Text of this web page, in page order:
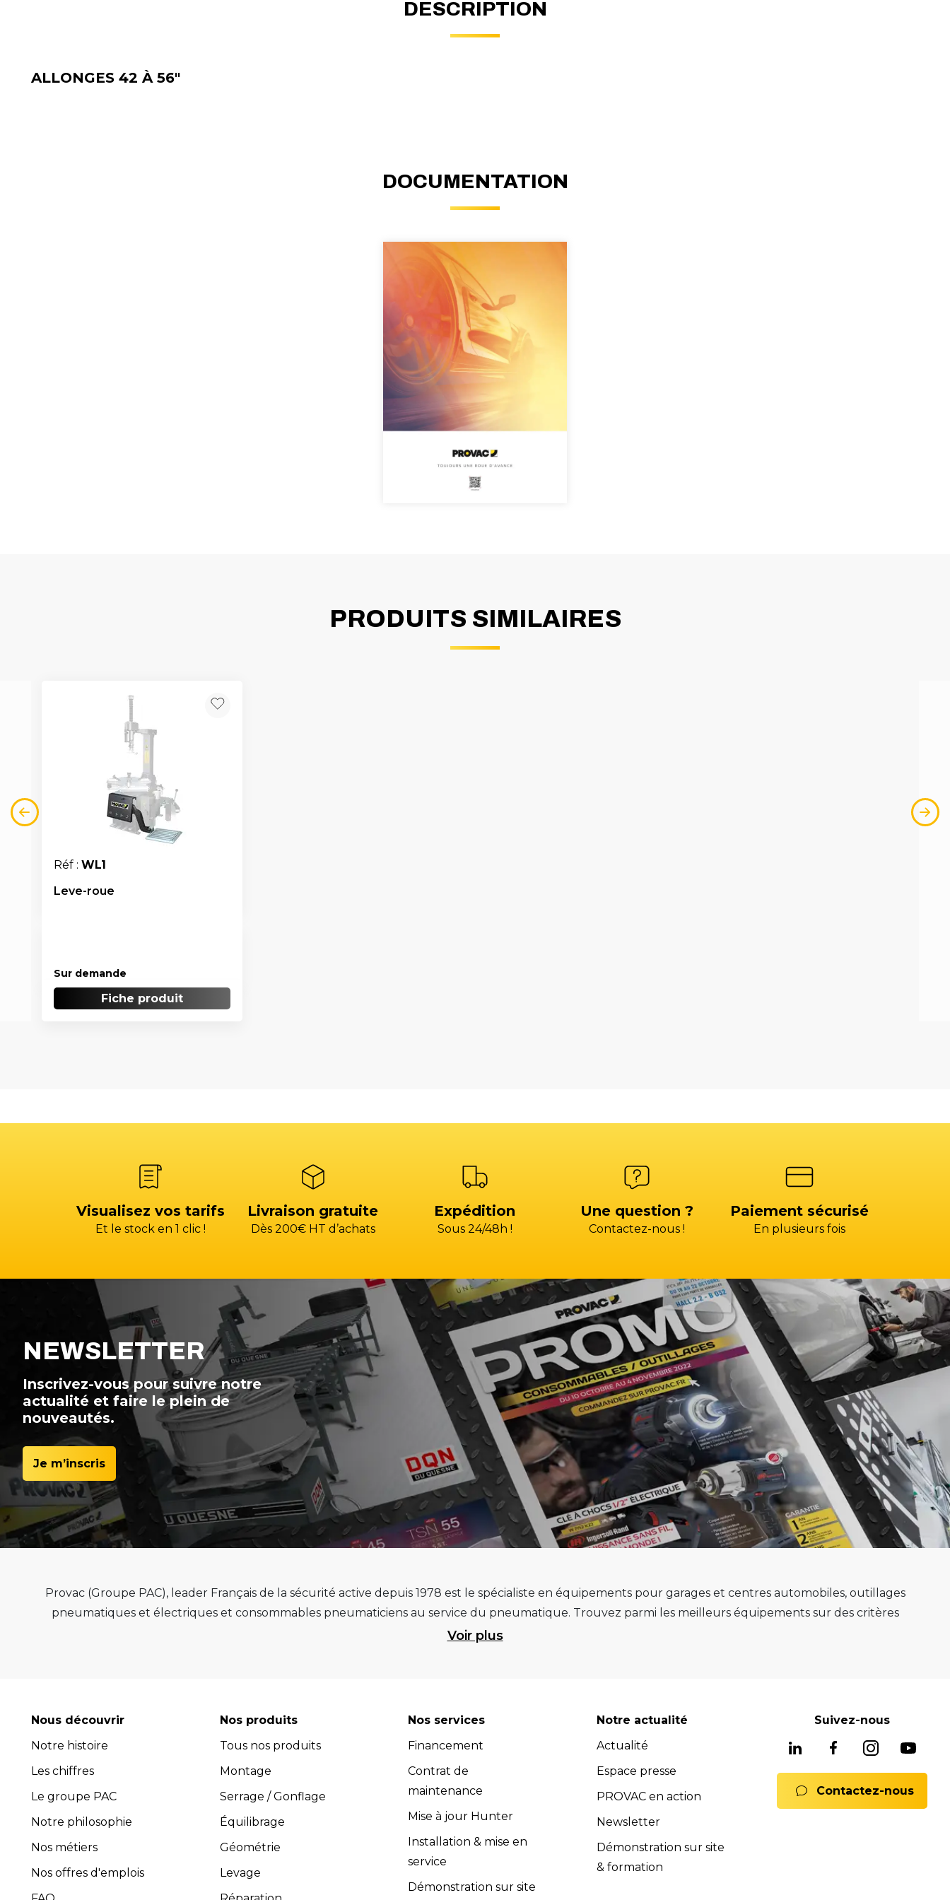
DESCRIPTION
ALLONGES 42 À 56"
DOCUMENTATION
PRODUITS SIMILAIRES
Réf : WL1
Leve-roue
Sur demande
Fiche produit
Visualisez vos tarifs
Et le stock en 1 clic !
Livraison gratuite
Dès 200€ HT d’achats
Expédition
Sous 24/48h !
Une question ?
Contactez-nous !
Paiement sécurisé
En plusieurs fois
NEWSLETTER
Inscrivez-vous pour suivre notre
actualité et faire le plein de
nouveautés.
Je m’inscris
Provac (Groupe PAC), leader Français de la sécurité active depuis 1978 est le spécialiste en équipements pour garages et centres automobiles, outillages
pneumatiques et électriques et consommables pneumaticiens au service du pneumatique. Trouvez parmi les meilleurs équipements sur des critères
de qualité, de pérennité et d’avance technologique pour que la roue remplisse au mieux sa mission.
optimiser l'efficacité et la productivité de votre atelier. Retrouvez une sélection de marques renommées, reconnues pour leur fiabilité, leur durabilité et
Avec plus de 45 ans d’expérience, PROVAC dispose d’un service après-vente efficace et propose une offre complète de services pour assurer
l’installation et la maintenance des équipements (contrats de maintenance, extensions de garantie, contrats full service, formations). Notre équipe est
composée de professionnels expérimentés et compétents dans le domaine de l'équipement de garage. Nous sommes là pour vous conseiller et vous
guider dans le choix des équipements les plus adaptés à vos besoins spécifiques. Les équipes Provac commerciales et SAV sont à votre disposition pour
fournir un soutien technique et répondre à toutes vos questions.
Provac accorde une grande importance à la satisfaction clients.
Toutes les activités, y compris l’installation et la maintenance, sont conformes aux exigences de la norme iso 9001:2015.
Voir plus
Nous découvrir
Notre histoire
Les chiffres
Le groupe PAC
Notre philosophie
Nos métiers
Nos offres d'emplois
Nos produits
Tous nos produits
Montage
Serrage / Gonflage
Équilibrage
Géométrie
Levage
Nos services
Financement
Contrat de
maintenance
Mise à jour Hunter
Installation & mise en
service
Démonstration sur site
Notre actualité
Actualité
Espace presse
PROVAC en action
Newsletter
Démonstration sur site
& formation
Suivez-nous
Contactez-nous